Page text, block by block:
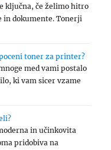
ključna, če želimo hitro
dokumente. Tonerji
toner za printer?
med vami postalo
ki vam sicer vzame
in učinkovita
pridobiva na